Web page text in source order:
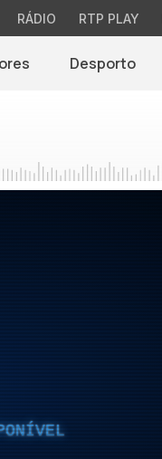
RÁDIO RTP PLAY
Desporto